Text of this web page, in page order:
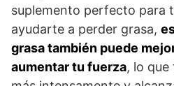
suplemento perfecto para
ayudarte a perder grasa,
grasa también puede
aumentar tu fuerza, lo